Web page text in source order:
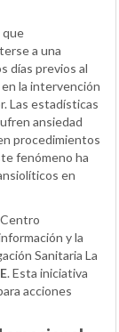
que
a una
días previos al
la intervención
Las estadísticas
ansiedad
procedimientos
fenómeno ha
en
y la
Sanitaria La
. Esta iniciativa
acciones